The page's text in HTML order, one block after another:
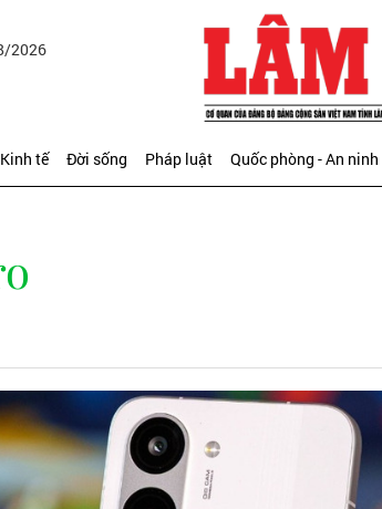
2026
Kinh tế Đời sống Pháp luật Quốc phòng - An ninh